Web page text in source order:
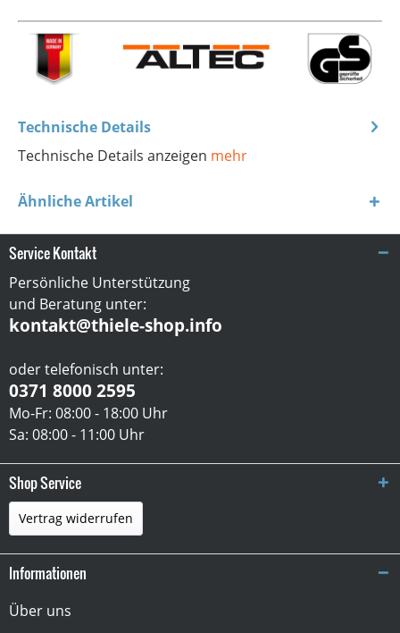
Technische Details
Technische Details anzeigen mehr
Ähnliche Artikel
Service Kontakt
Persönliche Unterstützung
und Beratung unter:
kontakt@thiele-shop.info
oder telefonisch unter:
0371 8000 2595
Mo-Fr: 08:00 - 18:00 Uhr
Sa: 08:00 - 11:00 Uhr
Shop Service
Vertrag widerrufen
Informationen
Über uns